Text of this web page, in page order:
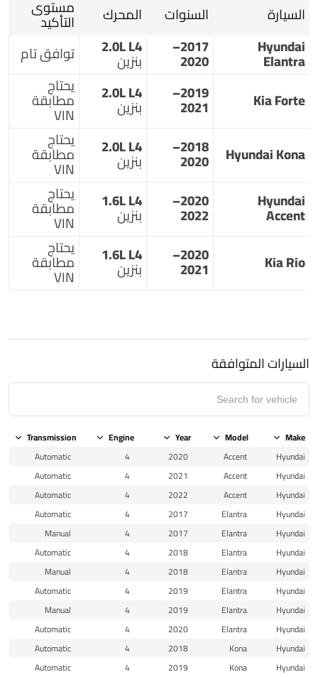
السيارة السنوات المحرك مستوى
التأكيد
Hyundai
Elantra
2017–
2020
2.0L L4
بنزين
توافق تام
Kia Forte
2019–
2021
2.0L L4
بنزين
يحتاج
مطابقة
VIN
Hyundai Kona
2018–
2020
2.0L L4
بنزين
يحتاج
مطابقة
VIN
Hyundai
Accent
2020–
2022
1.6L L4
بنزين
يحتاج
مطابقة
VIN
Kia Rio
2020–
2021
1.6L L4
بنزين
يحتاج
مطابقة
VIN
السيارات المتوافقة
Make
Model
Year
Engine
Transmission
Hyundai
Accent
2020
4
Automatic
Hyundai
Accent
2021
4
Automatic
Hyundai
Accent
2022
4
Automatic
Hyundai
Elantra
2017
4
Automatic
Hyundai
Elantra
2017
4
Manual
Hyundai
Elantra
2018
4
Automatic
Hyundai
Elantra
2018
4
Manual
Hyundai
Elantra
2019
4
Automatic
Hyundai
Elantra
2019
4
Manual
Hyundai
Elantra
2020
4
Automatic
Hyundai
Kona
2018
4
Automatic
Hyundai
Kona
2019
4
Automatic